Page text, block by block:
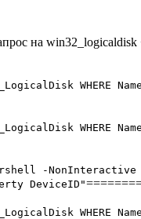
на
WHERE
WHERE
-NonInteractive -
DeviceID"
WHERE